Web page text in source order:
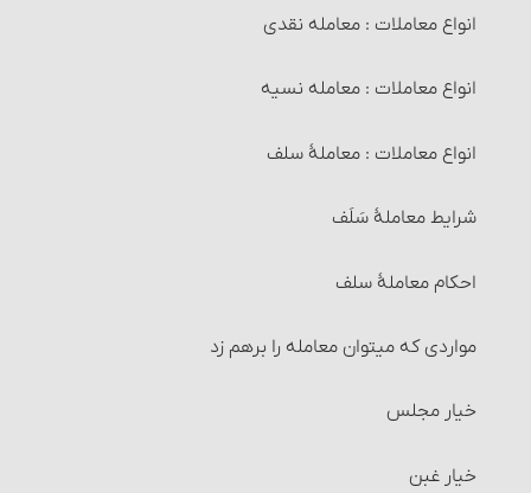
انواع معاملات‏ : معامله نقدی
انواع معاملات‏ : معامله نسیه
انواع معاملات‏ : معاملۀ سلف‏
شرایط معاملۀ سَلَف
احکام معاملۀ سلف
مواردی که می‏توان معامله را برهم زد
خیار مجلس
خیار غبن